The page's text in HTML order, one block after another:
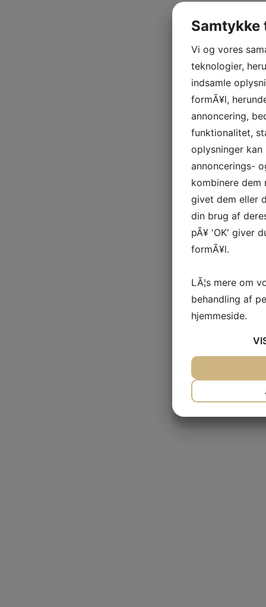
Vi og vores
teknologier,
indsamle
formÃ¥l,
annoncering,
funktionalitet,
oplysninger
annoncerings-
kombinere dem
givet dem eller
din brug af
pÃ¥ 'OK' giver
formÃ¥l.
LÃ¦s mere om
behandling af
hjemmeside.